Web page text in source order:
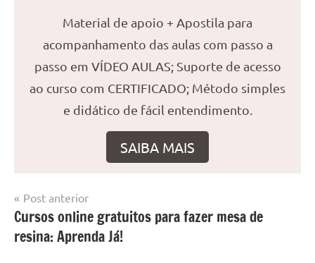
Material de apoio + Apostila para
acompanhamento das aulas com passo a
passo em VÍDEO AULAS; Suporte de acesso
ao curso com CERTIFICADO; Método simples
e didático de fácil entendimento.
SAIBA MAIS
Marcado
com
mesa
Mesa
resinada
Navegação
de
Post
Post anterior
Cursos online gratuitos para fazer mesa de
resina: Aprenda Já!